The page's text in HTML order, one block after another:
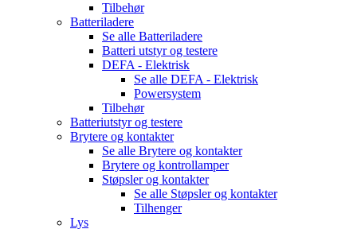
Tilbehør
Batteriladere
Se alle Batteriladere
Batteri utstyr og testere
DEFA - Elektrisk
Se alle DEFA - Elektrisk
Powersystem
Tilbehør
Batteriutstyr og testere
Brytere og kontakter
Se alle Brytere og kontakter
Brytere og kontrollamper
Støpsler og kontakter
Se alle Støpsler og kontakter
Tilhenger
Lys